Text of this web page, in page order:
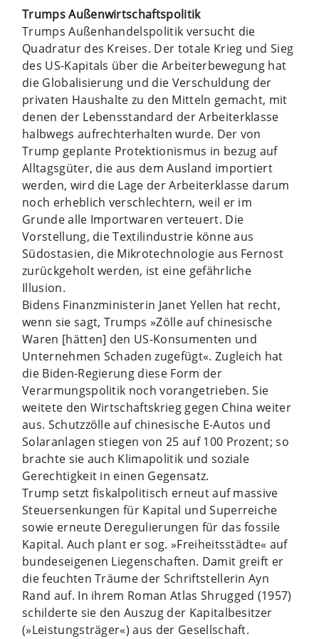
Trumps Außenwirtschaftspolitik
Trumps Außenhandelspolitik versucht die
Quadratur des Kreises. Der totale Krieg und Sieg
des US-Kapitals über die Arbeiterbewegung hat
die Globalisierung und die Verschuldung der
privaten Haushalte zu den Mitteln gemacht, mit
denen der Lebensstandard der Arbeiterklasse
halbwegs aufrechterhalten wurde. Der von
Trump geplante Protektionismus in bezug auf
Alltagsgüter, die aus dem Ausland importiert
werden, wird die Lage der Arbeiterklasse darum
noch erheblich verschlechtern, weil er im
Grunde alle Importwaren verteuert. Die
Vorstellung, die Textilindustrie könne aus
Südostasien, die Mikrotechnologie aus Fernost
zurückgeholt werden, ist eine gefährliche
Illusion.
Bidens Finanzministerin Janet Yellen hat recht,
wenn sie sagt, Trumps »Zölle auf chinesische
Waren [hätten] den US-Konsumenten und
Unternehmen Schaden zugefügt«. Zugleich hat
die Biden-Regierung diese Form der
Verarmungspolitik noch vorangetrieben. Sie
weitete den Wirtschaftskrieg gegen China weiter
aus. Schutzzölle auf chinesische E-Autos und
Solaranlagen stiegen von 25 auf 100 Prozent; so
brachte sie auch Klimapolitik und soziale
Gerechtigkeit in einen Gegensatz.
Trump setzt fiskalpolitisch erneut auf massive
Steuersenkungen für Kapital und Superreiche
sowie erneute Deregulierungen für das fossile
Kapital. Auch plant er sog. »Freiheitsstädte« auf
bundeseigenen Liegenschaften. Damit greift er
die feuchten Träume der Schriftstellerin Ayn
Rand auf. In ihrem Roman Atlas Shrugged (1957)
schilderte sie den Auszug der Kapitalbesitzer
(»Leistungsträger«) aus der Gesellschaft.